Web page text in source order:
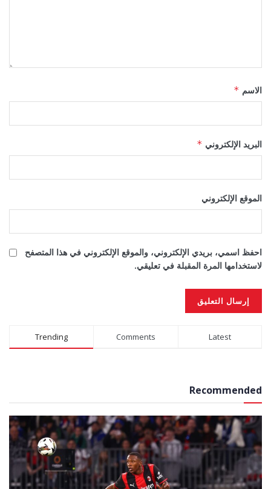
الاسم *
البريد الإلكتروني *
الموقع الإلكتروني
احفظ اسمي، بريدي الإلكتروني، والموقع الإلكتروني في هذا المتصفح
لاستخدامها المرة المقبلة في تعليقي.
Alternative:
Trending Comments Latest
Recommended